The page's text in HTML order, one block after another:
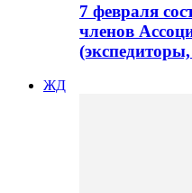
7 февраля
членов
ЖД